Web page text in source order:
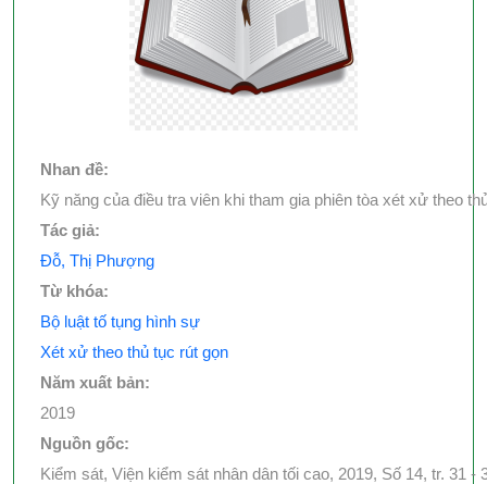
Nhan đề:
Kỹ năng của điều tra viên khi tham gia phiên tòa xét xử theo
Tác giả:
Đỗ, Thị Phượng
Từ khóa:
Bộ luật tố tụng hình sự
Xét xử theo thủ tục rút gọn
Năm xuất bản:
2019
Nguồn gốc:
Kiểm sát, Viện kiểm sát nhân dân tối cao, 2019, Số 14, tr. 31 -